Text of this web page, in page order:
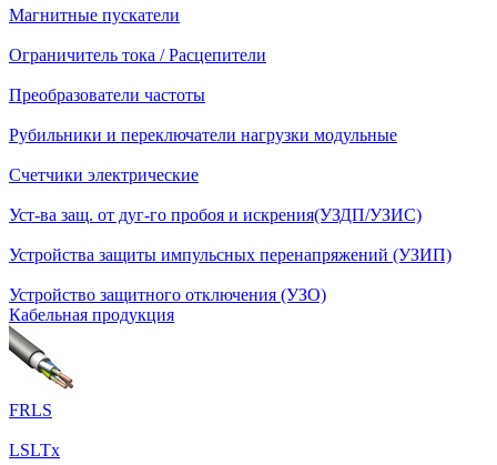
Магнитные пускатели
Ограничитель тока / Расцепители
Преобразователи частоты
Рубильники и переключатели нагрузки модульные
Счетчики электрические
Уст-ва защ. от дуг-го пробоя и искрения(УЗДП/УЗИС)
Устройства защиты импульсных перенапряжений (УЗИП)
Устройство защитного отключения (УЗО)
Кабельная продукция
FRLS
LSLTx